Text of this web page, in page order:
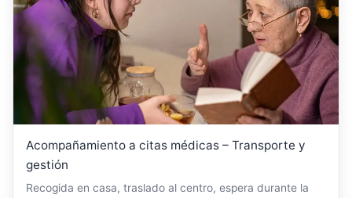
Acompañamiento a citas médicas – Transporte y
gestión
Recogida en casa, traslado al centro, espera durante la